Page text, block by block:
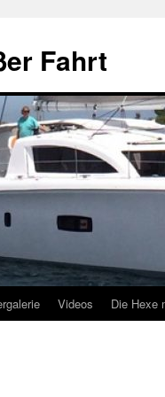
Fahrt
Videos Die Hexe